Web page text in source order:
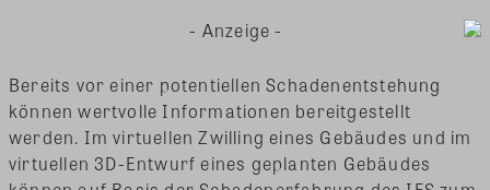
- Anzeige -
Bereits vor einer potentiellen Schadenentstehung
können wertvolle Informationen bereitgestellt
werden. Im virtuellen Zwilling eines Gebäudes und im
virtuellen 3D-Entwurf eines geplanten Gebäudes